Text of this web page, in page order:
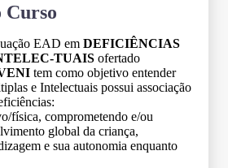
Curso
EAD em DEFICIÊNCIAS
TUAIS ofertado
tem como objetivo entender
e Intelectuais possui associação
física, comprometendo e/ou
global da criança,
e sua autonomia enquanto